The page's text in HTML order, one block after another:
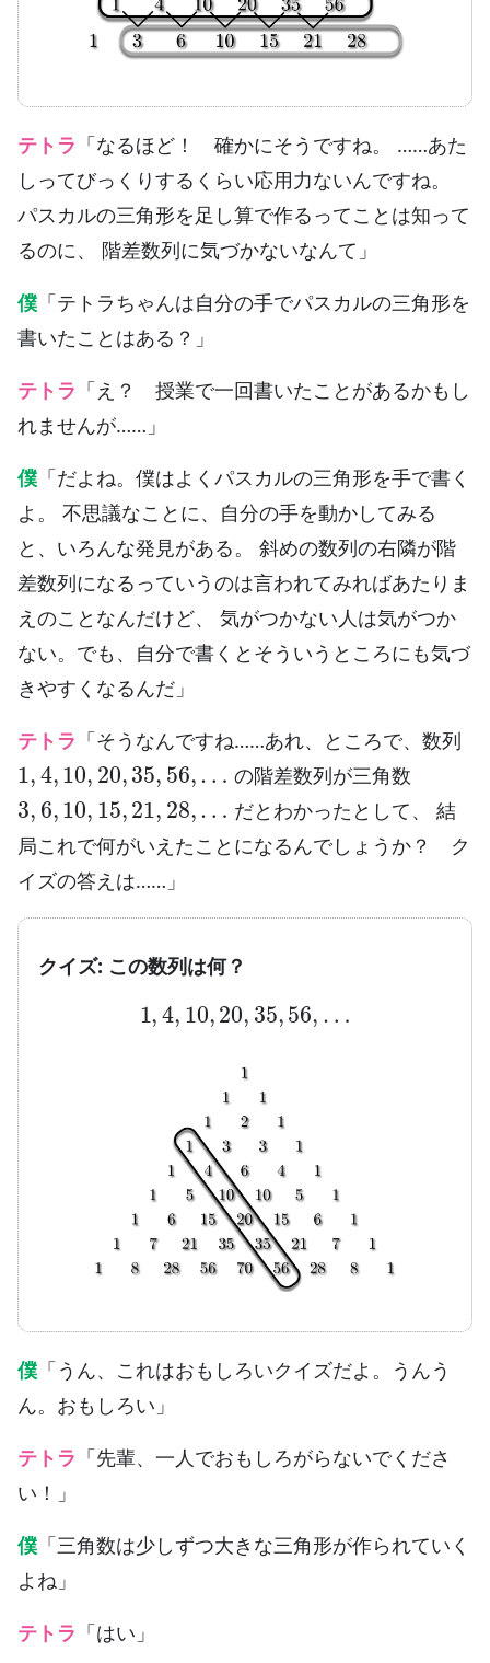
テトラ 「なるほど！ 確かにそうですね。 ……あた
しってびっくりするくらい応用力ないんですね。
パスカルの三角形を足し算で作るってことは知って
るのに、 階差数列に気づかないなんて」
僕 「テトラちゃんは自分の手でパスカルの三角形を
書いたことはある？」
テトラ 「え？ 授業で一回書いたことがあるかもし
れませんが……」
僕 「だよね。僕はよくパスカルの三角形を手で書く
よ。 不思議なことに、自分の手を動かしてみる
と、いろんな発見がある。 斜めの数列の右隣が階
差数列になるっていうのは言われてみればあたりま
えのことなんだけど、 気がつかない人は気がつか
ない。でも、自分で書くとそういうところにも気づ
きやすくなるんだ」
テトラ 「そうなんですね……あれ、ところで、数列
1 4 10 20, 35,56 ,…
の階差数列が三角数
3, 6,10,15,21,28 ,…
だとわかったとして、 結
局これで何がいえたことになるんでしょうか？ ク
イズの答えは……」
クイズ: この数列は何？
1,4 ,10 ,20 ,35 56
僕 「うん、これはおもしろいクイズだよ。うんう
ん。おもしろい」
テトラ 「先輩、一人でおもしろがらないでくださ
い！」
僕 「三角数は少しずつ大きな三角形が作られていく
よね」
テトラ 「はい」